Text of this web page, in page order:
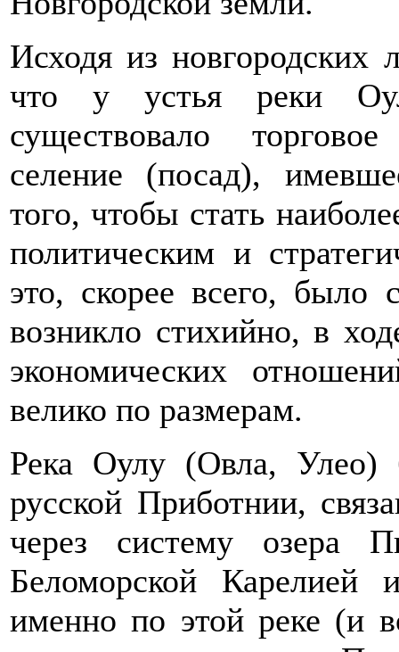
Исходя из новгородских
что у устья реки
существовало
селение (посад),
того, чтобы стать
политическим и
это, скорее всего, было
возникло стихийно, в
экономических
велико по размерам.
Река Оулу (Овла, Улео)
русской Приботнии,
через систему озера
Беломорской Карелией
именно по этой реке (и